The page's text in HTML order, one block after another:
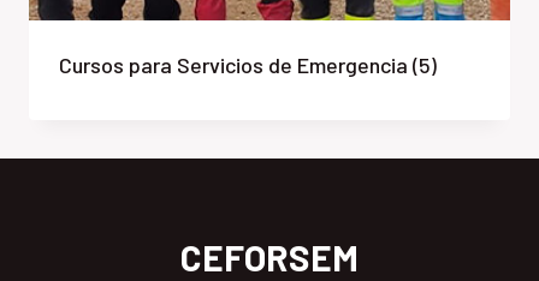
Cursos para Servicios de Emergencia (5)
CEFORSEM